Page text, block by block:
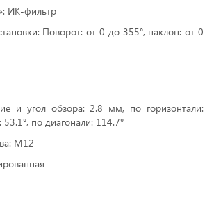
ИК-фильтр
Поворот: от 0 до 355°, наклон: от 0
и угол обзора: 2.8 мм, по горизонтали:
53.1°, по диагонали: 114.7°
M12